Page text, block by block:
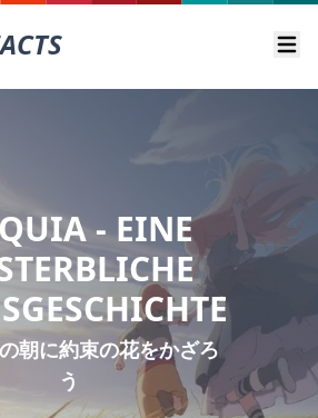
- EINE
朝に約束の花をかざろ
う